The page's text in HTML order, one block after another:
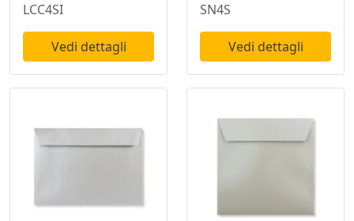
LCC4SI
Vedi dettagli
SN4S
Vedi dettagli